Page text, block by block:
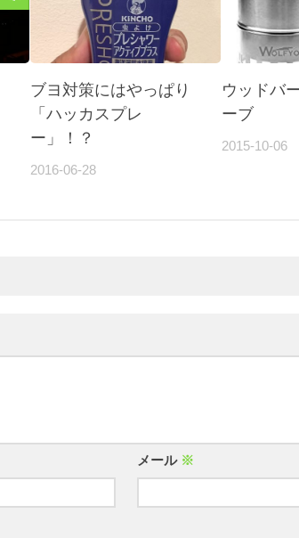
ブヨ対策にはやっぱり
「ハッカスプレ
ー」！？
2016-06-28
ウッドバ
ーブ
2015-10-06
メール ※